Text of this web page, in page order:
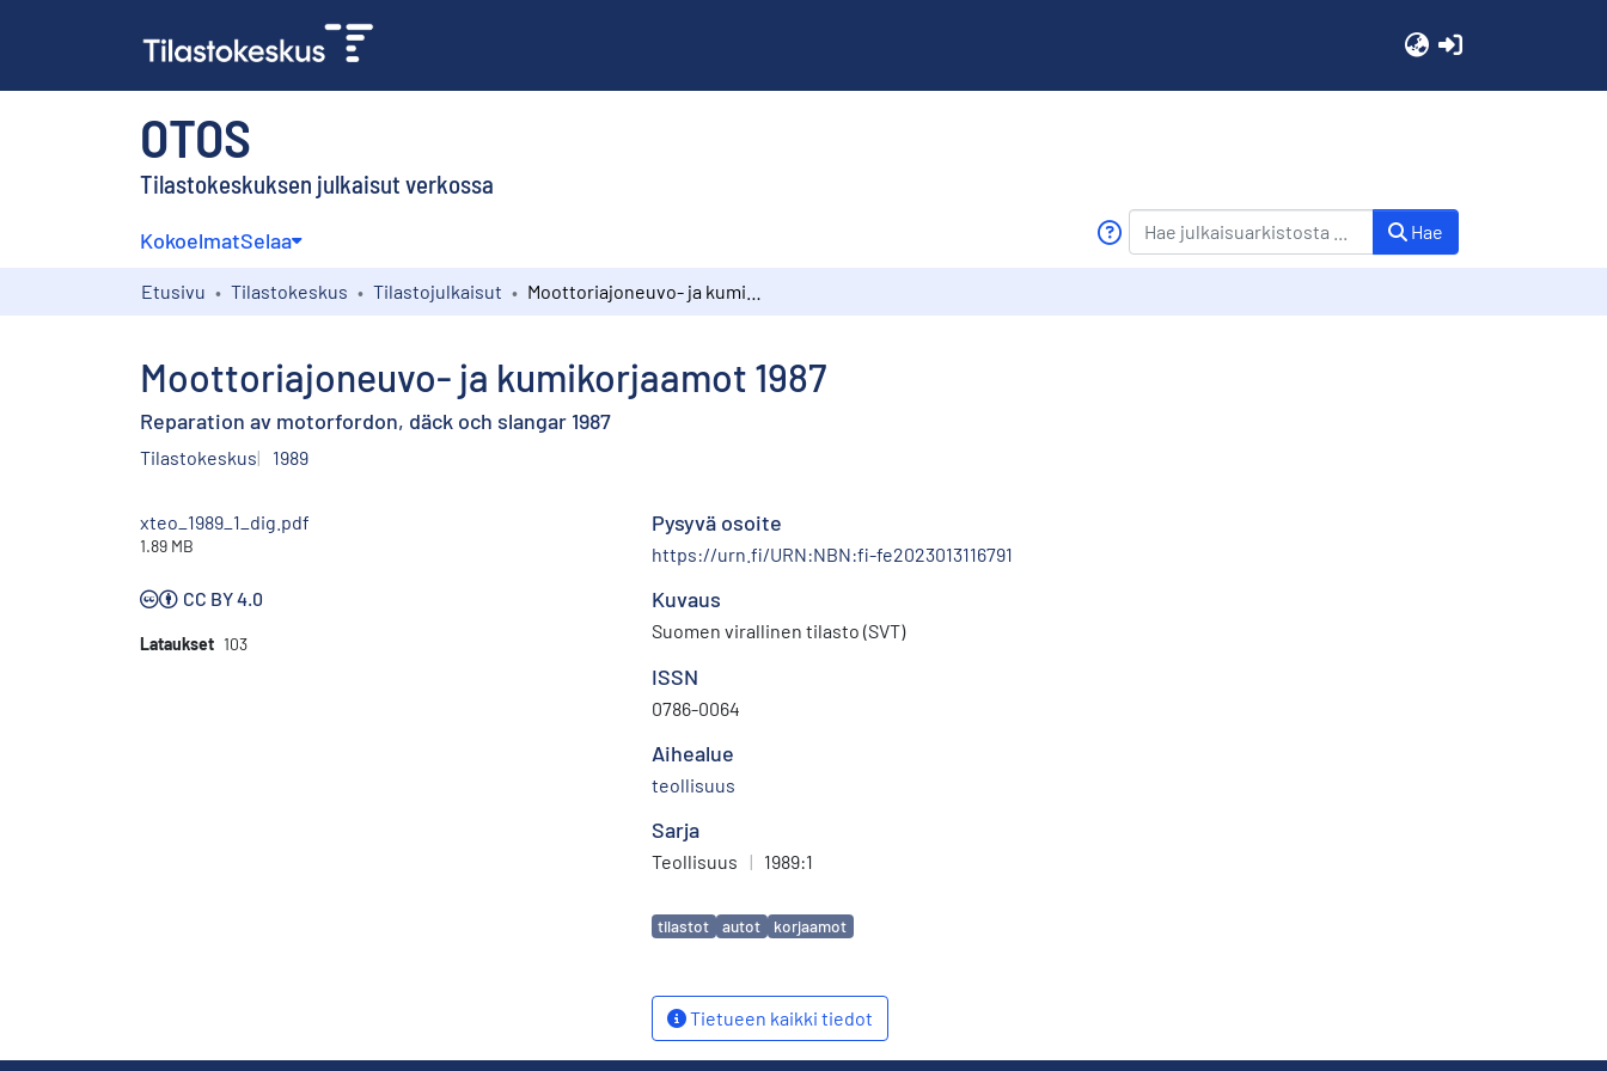
OTOS
Tilastokeskuksen julkaisut verkossa
KokoelmatSelaa Hae
Etusivu Tilastokeskus Tilastojulkaisut
Moottoriajoneuvo- ja kumikorjaamot 1987
Reparation av motorfordon, däck och slangar 1987
Tilastokeskus 1989
xteo_1989_1_dig.pdf
1.89 MB
CC BY 4.0
Lataukset 103
Pysyvä osoite
https://urn.fi/URN:NBN:fi-fe2023013116791
Kuvaus
Suomen virallinen tilasto (SVT)
ISSN
0786-0064
Aihealue
teollisuus
Sarja
Teollisuus | 1989:1
Avainsanat
tilastot autot korjaamot
Tietueen kaikki tiedot